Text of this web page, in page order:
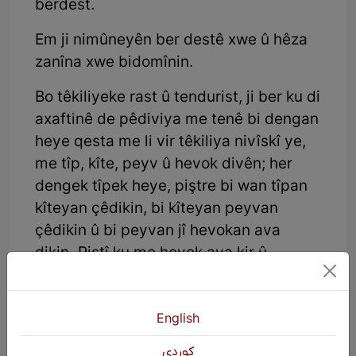
berdest.
Em ji nimûneyên ber destê xwe û hêza
zanîna xwe bidomînin.
Bo têkiliyeke rast û tendurist, ji ber ku di
axaftinê de pêdiviya me tenê bi dengan
heye qesta me li vir têkiliya nivîskî ye,
me tîp, kîte, peyv û hevok divên; her
dengek tîpek heye, piştre bi wan tîpan
kîteyan çêdikin, bi kîteyan peyvan
çêdikin û bi peyvan jî hevokan ava
dikin. Piştî ku me hevok ava kir û
English
كوردی